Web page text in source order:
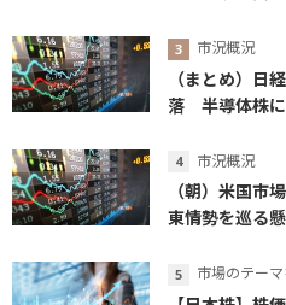
市況概況
（まとめ）日
落 半導体株
市況概況
（朝）米国
東情勢を巡る
市場のテーマを